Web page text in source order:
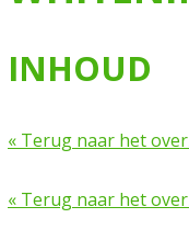
INHOUD
« Terug naar het
« Terug naar het